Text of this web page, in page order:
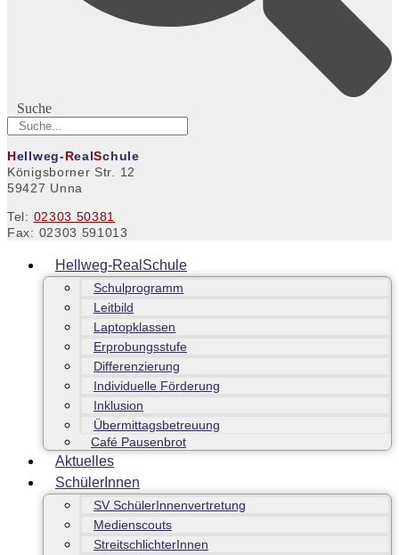
Suche
Hellweg-RealSchule
Königsborner Str. 12
59427 Unna
Tel: 02303 50381
Fax: 02303 591013
Hellweg-RealSchule
Schulprogramm
Leitbild
Laptopklassen
Erprobungsstufe
Differenzierung
Individuelle Förderung
Inklusion
Übermittagsbetreuung
Café Pausenbrot
Aktuelles
SchülerInnen
SV SchülerInnenvertretung
Medienscouts
StreitschlichterInnen